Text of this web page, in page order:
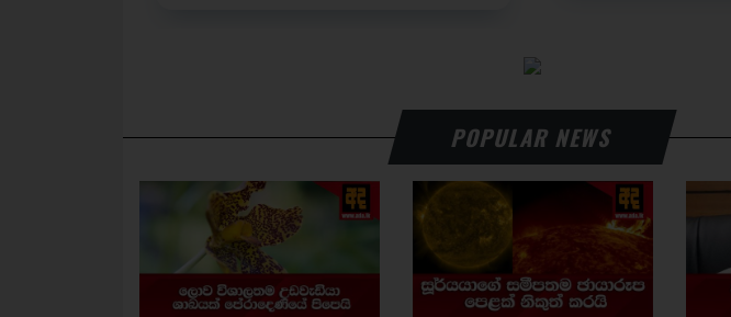
POPULAR NEWS